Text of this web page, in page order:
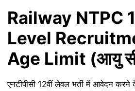
Railway NTPC
Level
Age Limit (आयु
एनटीपीसी 12वीं लेवल भर्ती में आवेदन करने